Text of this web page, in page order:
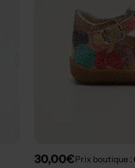
30,00€Prix boutique :